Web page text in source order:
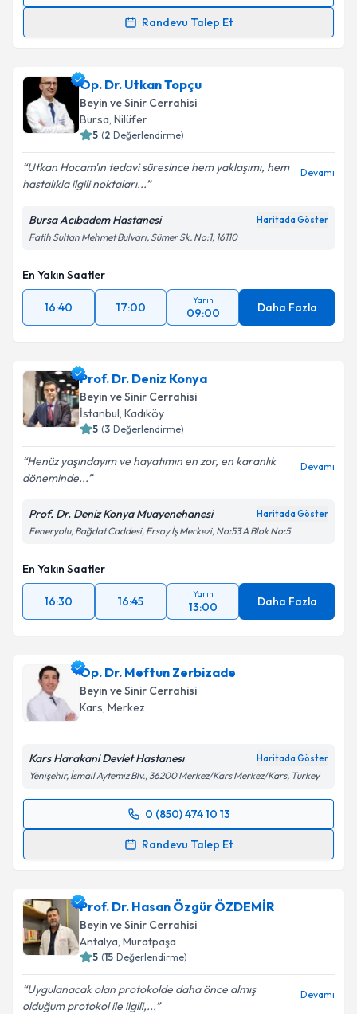
Randevu Talep Et
takvim hazırlandığında e-posta ile bilgilendireceğiz.
E-posta Adresiniz
Kişisel verilerimin işlenmesine ilişkin
kapsamda işlenmesini kabul ediyorum.
Op. Dr. Utkan Topçu
Beyin ve Sinir Cerrahisi
Bursa, Nilüfer
5 (2 Değerlendirme)
Utkan Hocam'ın tedavi süresince hem yaklaşımı, hem
hastalıkla ilgili noktaları...
Devamı
Bursa Acıbadem Hastanesi Haritada Göster
Fatih Sultan Mehmet Bulvarı, Sümer Sk. No:1, 16110
En Yakın Saatler
16:40 17:00
Yarın
09:00 Daha Fazla
Prof. Dr. Deniz Konya
Beyin ve Sinir Cerrahisi
İstanbul, Kadıköy
5 (3 Değerlendirme)
Henüz yaşındayım ve hayatımın en zor, en karanlık
döneminde...
Devamı
Prof. Dr. Deniz Konya Muayenehanesi Haritada Göster
Feneryolu, Bağdat Caddesi, Ersoy İş Merkezi, No:53 A Blok No:5
En Yakın Saatler
16:30 16:45
Yarın
13:00 Daha Fazla
Op. Dr. Meftun Zerbizade
Beyin ve Sinir Cerrahisi
Kars, Merkez
Kars Harakani Devlet Hastanesı Haritada Göster
Yenişehir, İsmail Aytemiz Blv., 36200 Merkez/Kars Merkez/Kars, Turkey
0 (850) 474 10 13
Randevu Talep Et
Randevu Takvimi Talebi
için bir takvim hazırlandığında e-posta ile
bilgilendireceğiz.
E-posta Adresiniz
Prof. Dr. Hasan Özgür ÖZDEMİR
Beyin ve Sinir Cerrahisi
Antalya, Muratpaşa
5 (15 Değerlendirme)
Uygulanacak olan protokolde daha önce almış
olduğum protokol ile ilgili,...
Devamı